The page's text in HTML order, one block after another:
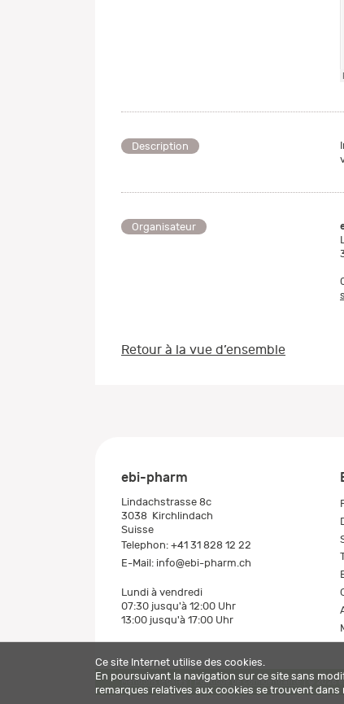
Description
Organisateur
Retour à la vue d’ensemble
ebi-pharm
Lindachstrasse 8c
3038 Kirchlindach
Suisse
Telephon: +41 31 828 12 22
E-Mail: info@ebi-pharm.ch
Lundi à vendredi
07:30 jusqu'à 12:00 Uhr
13:00 jusqu'à 17:00 Uhr
Mentions légales Politique de confidentialité © 2026
Ce site Internet utilise des cookies.
En poursuivant la navigation sur ce site sans
remarques relatives aux cookies se trouvent dans